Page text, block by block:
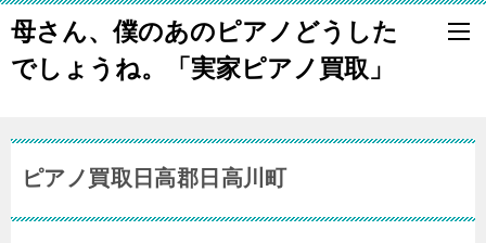
母さん、僕のあのピアノどうした
でしょうね。「実家ピアノ買取」
ピアノ買取日高郡日高川町